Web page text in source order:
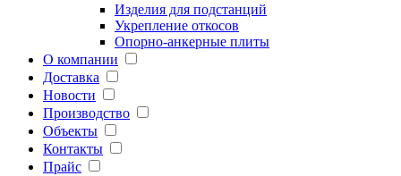
Изделия для подстанций
Укрепление откосов
Опорно-анкерные плиты
О компании
Доставка
Новости
Производство
Объекты
Контакты
Прайс